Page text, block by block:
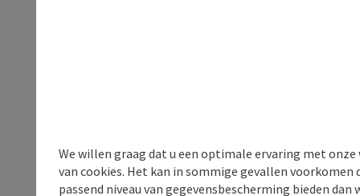
We willen graag dat u een optimale ervaring met
van cookies. Het kan in sommige gevallen voorkomen
passend niveau van gegevensbescherming bieden